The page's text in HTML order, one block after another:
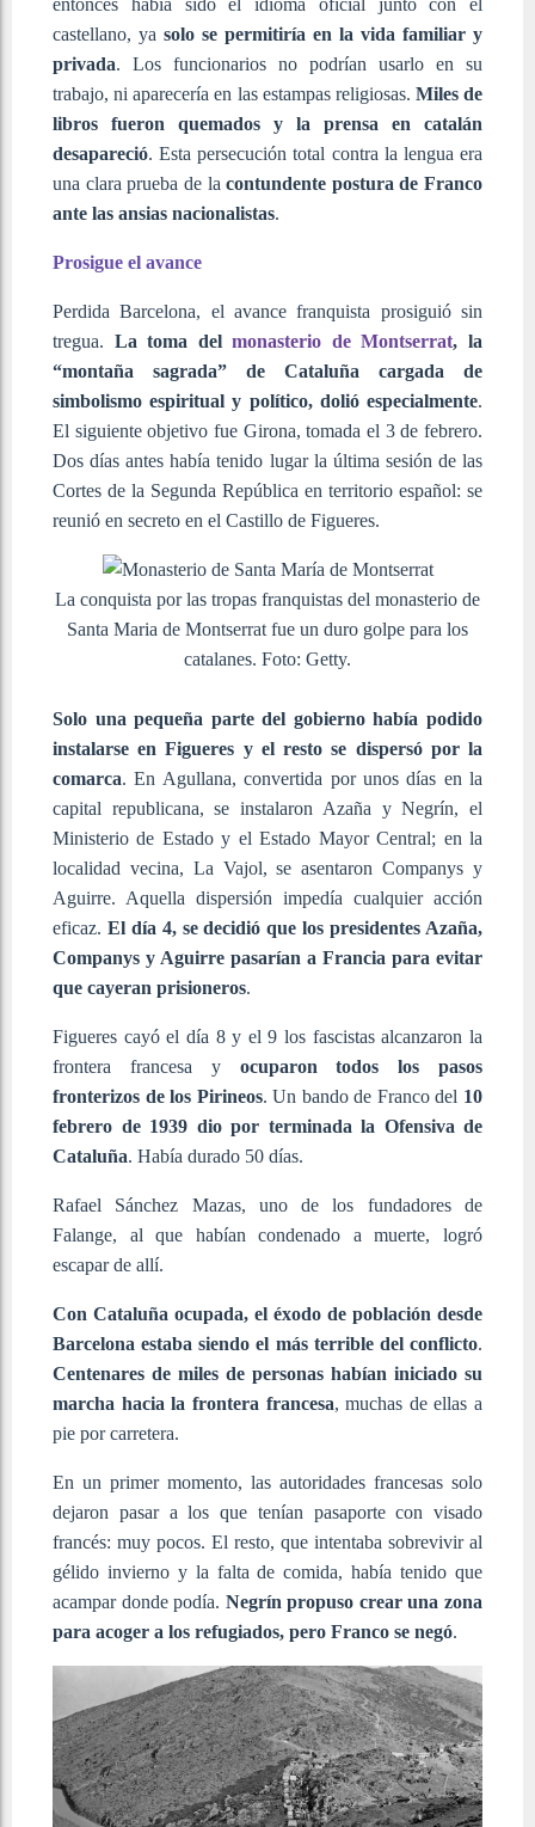
castellano, ya solo se permitiría en la vida familiar y
privada. Los funcionarios no podrían usarlo en su
trabajo, ni aparecería en las estampas religiosas. Miles de
libros fueron quemados y la prensa en catalán
desapareció. Esta persecución total contra la lengua era
una clara prueba de lacontundente postura de Franco
ante las ansias nacionalistas.
Prosigue el avance
Perdida Barcelona, el avance franquista prosiguió sin
tregua. La toma delmonasterio de Montserrat, la
“montaña sagrada” de Cataluña cargada de
simbolismo espiritual y político, dolió especialmente.
El siguiente objetivo fue Girona, tomada el 3 de febrero.
Dos días antes había tenido lugar la última sesión de las
Cortes de la Segunda República en territorio español: se
reunió en secreto en el Castillo de Figueres.
La conquista por las tropas franquistas del monasterio de
Santa Maria de Montserrat fue un duro golpe para los
catalanes. Foto: Getty.
Solo una pequeña parte del gobierno había podido
instalarse en Figueres y el resto se dispersó por la
comarca. En Agullana, convertida por unos días en la
capital republicana, se instalaron Azaña y Negrín, el
Ministerio de Estado y el Estado Mayor Central; en la
localidad vecina, La Vajol, se asentaron Companys y
Aguirre. Aquella dispersión impedía cualquier acción
eficaz. El día 4, se decidió que los presidentes Azaña,
Companys y Aguirre pasarían a Francia para evitar
que cayeran prisioneros.
Figueres cayó el día 8 y el 9 los fascistas alcanzaron la
frontera francesa y ocuparon todos los pasos
fronterizos de los Pirineos. Un bando de Franco del 10
febrero de 1939 dio por terminada la Ofensiva de
Cataluña. Había durado 50 días.
Rafael Sánchez Mazas, uno de los fundadores de
Falange, al que habían condenado a muerte, logró
escapar de allí.
Con Cataluña ocupada, el éxodo de población desde
Barcelona estaba siendo el más terrible del conflicto.
Centenares de miles de personas habían iniciado su
marcha hacia la frontera francesa, muchas de ellas a
pie por carretera.
En un primer momento, las autoridades francesas solo
dejaron pasar a los que tenían pasaporte con visado
francés: muy pocos. El resto, que intentaba sobrevivir al
gélido invierno y la falta de comida, había tenido que
acampar donde podía. Negrín propuso crear una zona
para acoger a los refugiados, pero Franco se negó.